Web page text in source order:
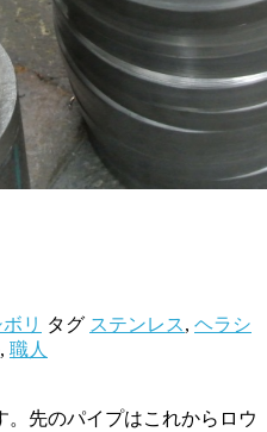
リ タグ ステンレス, ヘラシ
, 職人
先のパイプはこれからロウ